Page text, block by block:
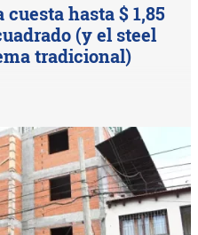
hasta $ 1,85
(y el steel
tradicional)